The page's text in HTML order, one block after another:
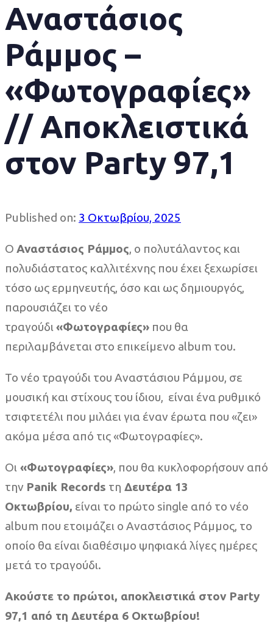
Αναστάσιος
Ράμμος –
«Φωτογραφίες»
// Αποκλειστικά
στον Party 97,1
Published on: 3 Οκτωβρίου, 2025
Ο Αναστάσιος Ράμμος, o πολυτάλαντος και
πολυδιάστατος καλλιτέχνης που έχει ξεχωρίσει
τόσο ως ερμηνευτής, όσο και ως δημιουργός,
παρουσιάζει το νέο
τραγούδι «Φωτογραφίες» που θα
περιλαμβάνεται στο επικείμενο album του.
Το νέο τραγούδι του Αναστάσιου Ράμμου, σε
μουσική και στίχους του ίδιου, είναι ένα ρυθμικό
τσιφτετέλι που μιλάει για έναν έρωτα που «ζει»
ακόμα μέσα από τις «Φωτογραφίες».
Οι «Φωτογραφίες», που θα κυκλοφορήσουν από
την Panik Records τη Δευτέρα 13
Οκτωβρίου, είναι το πρώτο single από το νέο
album που ετοιμάζει ο Αναστάσιος Ράμμος, το
οποίο θα είναι διαθέσιμο ψηφιακά λίγες ημέρες
μετά το τραγούδι.
Ακούστε το πρώτοι, αποκλειστικά στον Party
97,1 από τη Δευτέρα 6 Οκτωβρίου!